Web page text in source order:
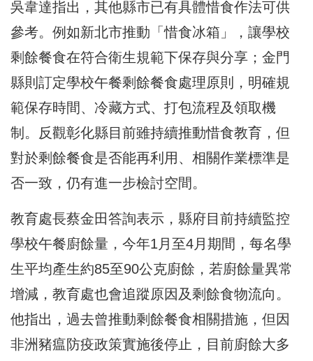
吳韋達指出，其他縣市已有具體惜食作法可供
參考。例如新北市推動「惜食冰箱」，讓學校
剩餘餐食在符合衛生規範下保存與分享；金門
縣則訂定學校午餐剩餘餐食處理原則，明確規
範保存時間、冷藏方式、打包流程及領取機
制。反觀彰化縣目前雖持續推動惜食教育，但
對於剩餘餐食是否能再利用、相關作業標準是
否一致，仍有進一步檢討空間。
教育處長蔡金田答詢表示，縣府目前持續監控
學校午餐廚餘量，今年1月至4月期間，每名學
生平均產生約85至90公克廚餘，若廚餘量異常
增減，教育處也會追蹤原因及剩餘食物流向。
他指出，過去曾推動剩餘餐食相關措施，但因
非洲豬瘟防疫政策實施後停止，目前廚餘大多